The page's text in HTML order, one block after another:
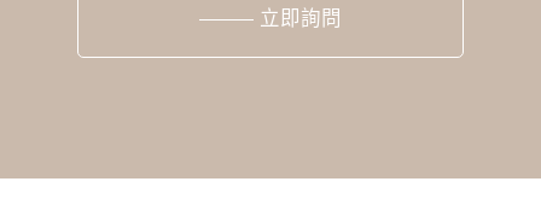
立即詢問